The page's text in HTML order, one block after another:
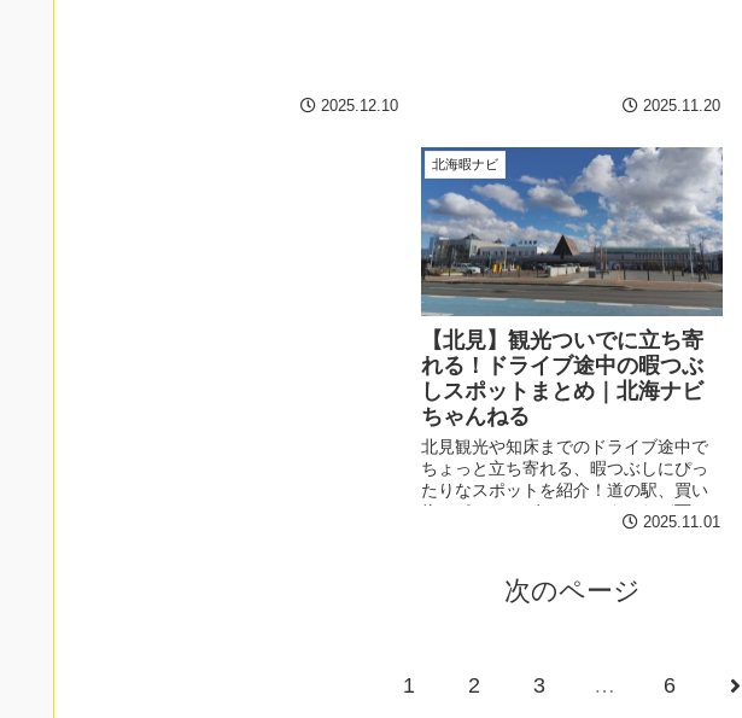
2025.12.10 2025.11.20
北海暇ナビ
【北見】観光ついでに立ち寄
れる！ドライブ途中の暇つぶ
しスポットまとめ｜北海ナビ
ちゃんねる
北見観光や知床までのドライブ途中で
ちょっと立ち寄れる、暇つぶしにぴっ
たりなスポットを紹介！道の駅、買い
物スポット、ゲームセンターなど雨の
日でものんびり過ごせる場所を基本に
2025.11.01
次のページ
1 2 3 … 6